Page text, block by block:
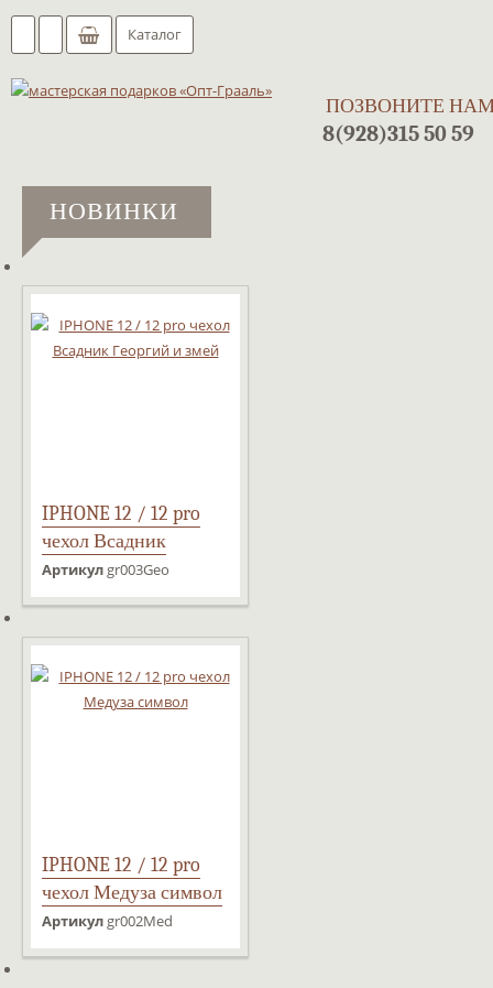
Каталог
ПОЗВОНИТЕ
8(928)315 50 59
НОВИНКИ
IPHONE 12 / 12 pro
чехол Всадник
Георгий и змей
Артикул gr003Geo
IPHONE 12 / 12 pro
чехол Медуза символ
Артикул gr002Med